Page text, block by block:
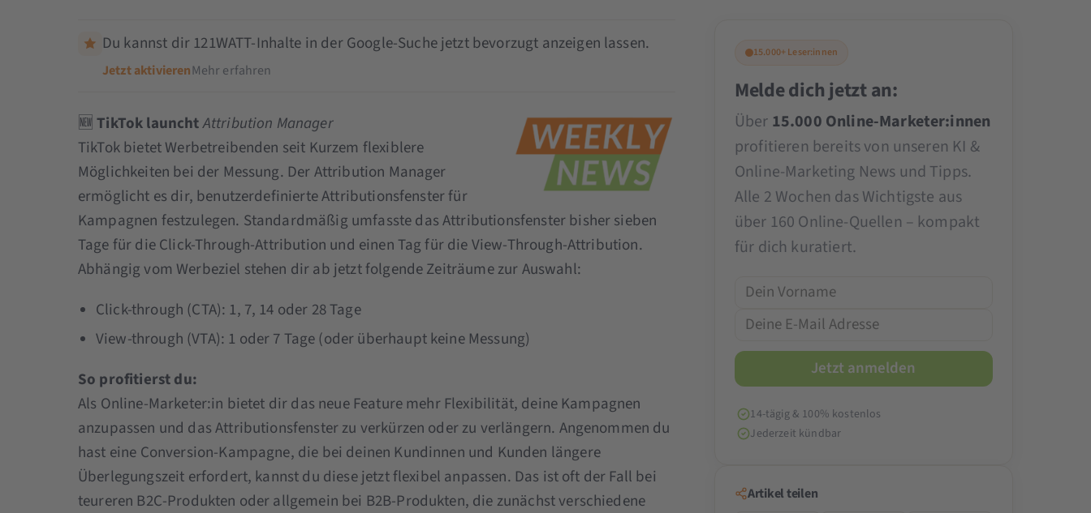
Du kannst dir 121WATT-Inhalte in der Google-Suche jetzt bevorzugt anzeigen lassen.
Jetzt aktivierenMehr erfahren
🆕TikTok launchtAttribution Manager
TikTok bietet Werbetreibenden seit Kurzem flexiblere
Möglichkeiten bei der Messung. Der Attribution Manager
ermöglicht es dir, benutzerdefinierte Attributionsfenster für
Kampagnen festzulegen. Standardmäßig umfasste das Attributionsfenster bisher sieben
Tage für die Click-Through-Attribution und einen Tag für die View-Through-Attribution.
Abhängig vom Werbeziel stehen dir ab jetzt folgende Zeiträume zur Auswahl:
Click-through (CTA): 1, 7, 14 oder 28 Tage
View-through (VTA): 1 oder 7 Tage (oder überhaupt keine Messung)
So profitierst du:
Als Online-Marketer:in bietet dir das neue Feature mehr Flexibilität, deine Kampagnen
anzupassen und das Attributionsfenster zu verkürzen oder zu verlängern. Angenommen du
hast eine Conversion-Kampagne, die bei deinen Kundinnen und Kunden längere
Überlegungszeit erfordert, kannst du diese jetzt flexibel anpassen. Das ist oft der Fall bei
teureren B2C-Produkten oder allgemein bei B2B-Produkten, die zunächst verschiedene
15.000+ Leser:innen
Melde dich jetzt an:
Über 15.000 Online-Marketer:innen
profitieren bereits von unseren KI &
Online-Marketing News und Tipps.
Alle 2 Wochen das Wichtigste aus
über 160 Online-Quellen – kompakt
für dich kuratiert.
14-tägig & 100% kostenlos
Jederzeit kündbar
Artikel teilen